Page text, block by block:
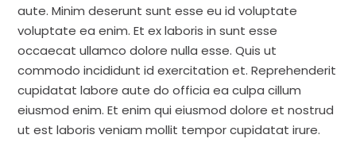
aute. Minim deserunt sunt esse eu id voluptate
voluptate ea enim. Et ex laboris in sunt esse
occaecat ullamco dolore nulla esse. Quis ut
commodo incididunt id exercitation et. Reprehenderit
cupidatat labore aute do officia ea culpa cillum
eiusmod enim. Et enim qui eiusmod dolore et nostrud
ut est laboris veniam mollit tempor cupidatat irure.